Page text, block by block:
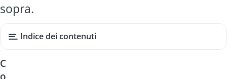
sopra.
Indice dei contenuti
C
o